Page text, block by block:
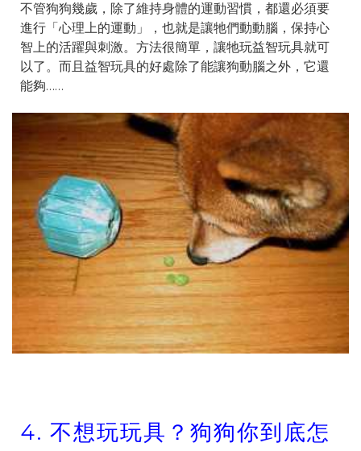
不管狗狗幾歲，除了維持身體的運動習慣，都還必須要
進行「心理上的運動」，也就是讓牠們動動腦，保持心
智上的活躍與刺激。方法很簡單，讓牠玩益智玩具就可
以了。而且益智玩具的好處除了能讓狗動腦之外，它還
能夠……
4. 不想玩玩具？狗狗你到底怎